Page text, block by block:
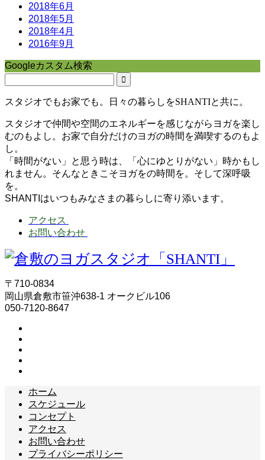
2018年6月
2018年5月
2018年4月
2016年9月
Googleカスタム検索
スタジオでもお家でも。日々の暮らしをSHANTIと共に。
スタジオで仲間や空間のエネルギーを感じながらヨガを楽し
むのもよし。お家で自分だけのヨガの時間を満喫するのもよ
し。
「時間がない」と思う時は、「心にゆとりがない」時かもし
れません。そんなときこそヨガをの時間を。そして深呼吸
を。
SHANTIはいつもみなさまの暮らしに寄り添います。
アクセス
お問い合わせ
〒710-0834
岡山県倉敷市笹沖638-1 オークビル106
050-7120-8647
ホーム
スケジュール
コンセプト
アクセス
お問い合わせ
プライバシーポリシー